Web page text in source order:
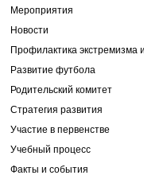
Мероприятия
Новости
Профилактика экстремизма
Развитие футбола
Родительский комитет
Стратегия развития
Участие в первенстве
Учебный процесс
Факты и события